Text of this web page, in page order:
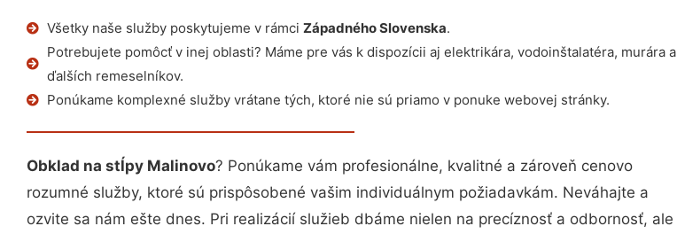
Všetky naše služby poskytujeme v rámci Západného Slovenska.
Potrebujete pomôcť v inej oblasti? Máme pre vás k dispozícii aj elektrikára, vodoinštalatéra, murára a
ďalších remeselníkov.
Ponúkame komplexné služby vrátane tých, ktoré nie sú priamo v ponuke webovej stránky.
Obklad na stĺpy Malinovo? Ponúkame vám profesionálne, kvalitné a zároveň cenovo
rozumné služby, ktoré sú prispôsobené vašim individuálnym požiadavkám. Neváhajte a
ozvite sa nám ešte dnes. Pri realizácií služieb dbáme nielen na precíznosť a odbornosť, ale